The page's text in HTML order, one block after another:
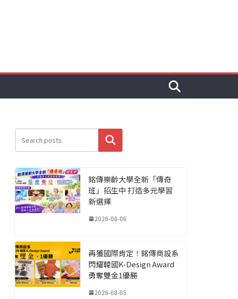
搜尋
銘傳樂齡大學全新「傳奇
班」招生中 打造多元學習
新選擇
2026-08-06
再獲國際肯定！銘傳商設系
閃耀韓國K-Design Award
勇奪雙金1優勝
2026-08-05